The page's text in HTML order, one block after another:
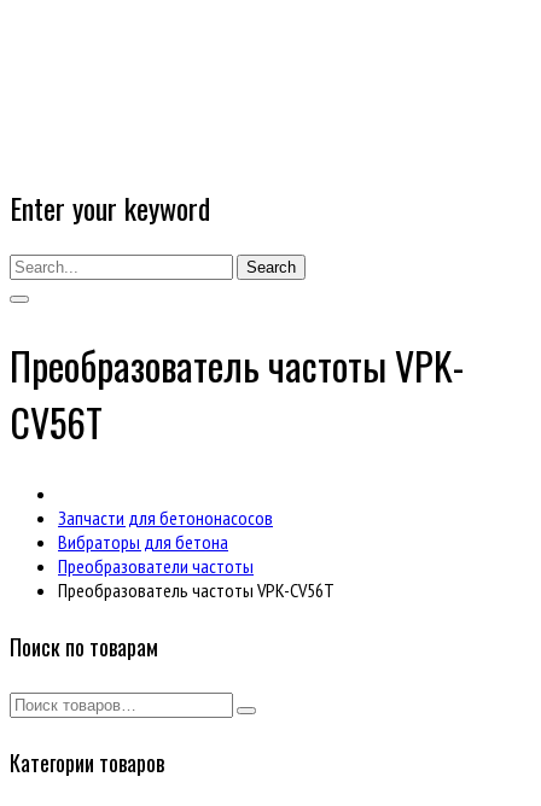
Enter your keyword
Search
Преобразователь частоты VPK-
CV56T
Запчасти для бетононасосов
Вибраторы для бетона
Преобразователи частоты
Преобразователь частоты VPK-CV56T
Поиск по товарам
Категории товаров